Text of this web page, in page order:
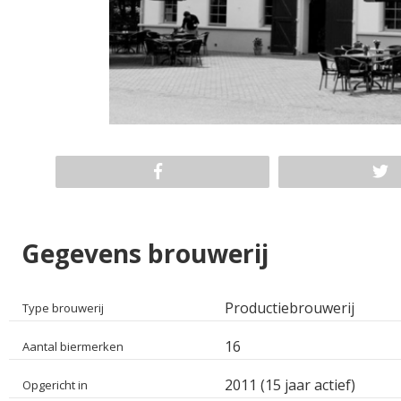
Gegevens brouwerij
Type brouwerij Productiebrouwerij
Aantal biermerken 16
Opgericht in 2011 (15 jaar actief)